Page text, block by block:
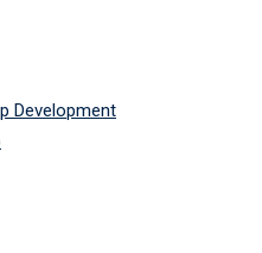
Development